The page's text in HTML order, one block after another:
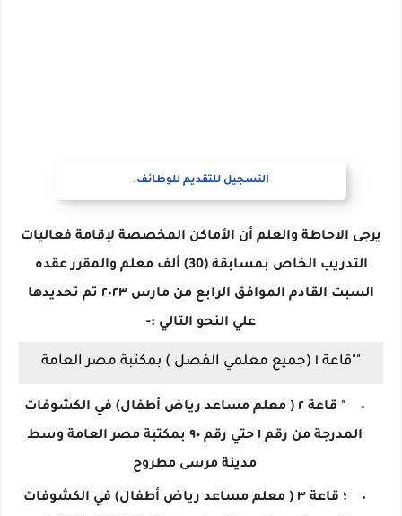
التسجيل للتقديم للوظائف.
يرجى الاحاطة والعلم أن الأماكن المخصصة لإقامة فعاليات
التدريب الخاص بمسابقة (30) ألف معلم والمقرر عقده
السبت القادم الموافق الرابع من مارس ٢٠٢٣ تم تحديدها
علي النحو التالي :-
""قاعة ١ (جميع معلمي الفصل ) بمكتبة مصر العامة
" قاعة ٢ ( معلم مساعد رياض أطفال) في الكشوفات
المدرجة من رقم ١ حتي رقم ٩٠ بمكتبة مصر العامة وسط
مدينة مرسى مطروح
؛ قاعة ٣ ( معلم مساعد رياض أطفال) في الكشوفات